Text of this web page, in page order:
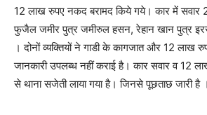
12 लाख रुपए नकद बरामद किये गये। कार में सवार 2
फुजैल जमीर पुत्र जमीरुल हसन, रेहान खान पुत्र
। दोनों व्यक्तियों ने गाडी के कागजात और 12 लाख
जानकारी उपलब्ध नहीं कराई है। कार सवार व 12
से थाना सजेती लाया गया है। जिनसे पूछताछ जारी है ।